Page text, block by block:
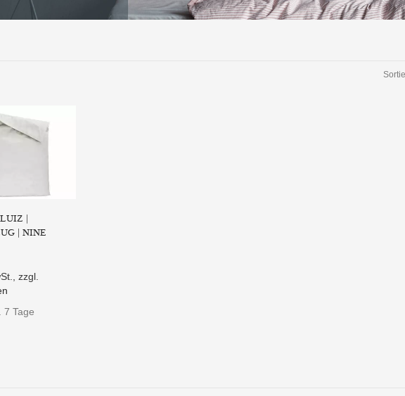
|
| NINE
,zzgl.
7 Tage